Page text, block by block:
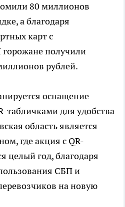
80 миллионов
а благодаря
карт с
получили
рублей.
оснащение
табличками для удобства
область является
где акция с QR-
целый год, благодаря
СБП и
на новую